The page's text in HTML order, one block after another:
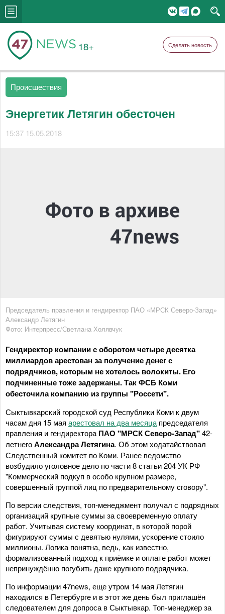
18+ Сделать новость
Происшествия
Энергетик Летягин обесточен
15:37 15.05.2018
Председатель правления и гендиректор ПАО «МРСК Северо-Запад»
Александр Летягин
Фото: Интерпресс/Светлана Холявчук
Гендиректор компании с оборотом четыре десятка
миллиардов арестован за получение денег с
подрядчиков, которым не хотелось волокиты. Его
подчиненные тоже задержаны. Так ФСБ Коми
обесточила компанию из группы "Россети".
Сыктывкарский городской суд Республики Коми к двум
часам дня 15 мая арестовал на два месяца председателя
правления и гендиректора ПАО "МРСК Северо-Запад"42-
летнегоАлександра Летягина. Об этом ходатайствовал
Следственный комитет по Коми. Ранее ведомство
возбудило уголовное дело по части 8 статьи 204 УК РФ
"Коммерческий подкуп в особо крупном размере,
совершенный группой лиц по предварительному сговору".
По версии следствия, топ-менеджмент получал с подрядных
организаций крупные суммы за своевременную оплату
работ. Учитывая систему координат, в которой порой
фигурируют суммы с девятью нулями, ускорение стоило
миллионы. Логика понятна, ведь, как известно,
формализованный подход к приёмке и оплате работ может
непринуждённо погубить даже крупного подрядчика.
По информации 47news, еще утром 14 мая Летягин
находился в Петербурге и в этот же день был приглашён
следователем для допроса в Сыктывкар. Топ-менеджер за